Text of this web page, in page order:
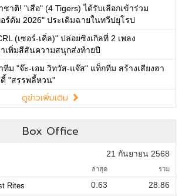
าติ! "เสือ" (4 Tigers) ได้รับเลือกเข้าร่วม
ร์ดัม 2026" ประเดิมฉายในทวีปยุโรป
(เซอร์-เคิ่ล)" ปล่อยซิงเกิลที่ 2 เพลง
าเพิ่มสีสันความสนุกส่งท้ายปี
ม "จ๊ะ-เอม วิทวัส-แจ๊ส" แท็กทีม สร้างเสียงฮา
"สรรพลี้หวน"
ดูข่าวเพิ่มเติม
Box Office
21 กันยายน 2568
ล่าสุด รวม
Rites 0.63
28.86